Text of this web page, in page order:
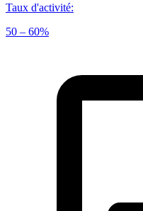
Taux d'activité:
50 – 60%